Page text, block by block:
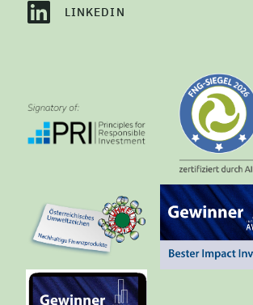
LINKEDIN